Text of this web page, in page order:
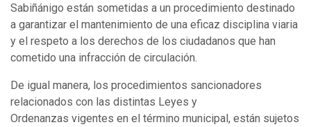
Sabiñánigo están sometidas a un procedimiento destinado
a garantizar el mantenimiento de una eficaz disciplina viaria
y el respeto a los derechos de los ciudadanos que han
cometido una infracción de circulación.
De igual manera, los procedimientos sancionadores
relacionados con las distintas Leyes y
Ordenanzas vigentes en el término municipal, están sujetos